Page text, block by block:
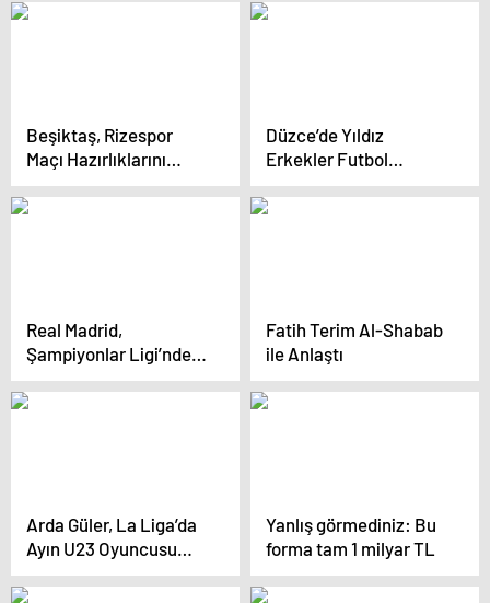
Beşiktaş, Rizespor
Maçı Hazırlıklarını
Sürdürüyor
Düzce’de Yıldız
Erkekler Futbol
Müsabakaları
Sonuçlandı: Hürriyet
Real Madrid,
Şampiyonlar Ligi’nden
vazgeçti
Fatih Terim Al-Shabab
ile Anlaştı
Arda Güler, La Liga’da
Ayın U23 Oyuncusu
Seçildi
Yanlış görmediniz: Bu
forma tam 1 milyar TL